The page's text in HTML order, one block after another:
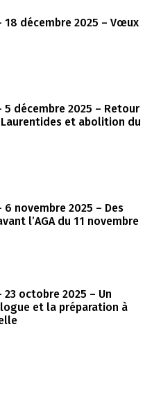
décembre 2025 – Vœux
décembre 2025 – Retour
Laurentides et abolition du
novembre 2025 – Des
l’AGA du 11 novembre
octobre 2025 – Un
et la préparation à